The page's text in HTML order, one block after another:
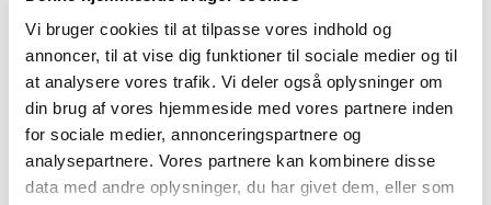
Vi bruger cookies til at tilpasse vores indhold og
annoncer, til at vise dig funktioner til sociale medier og til
at analysere vores trafik. Vi deler også oplysninger om
din brug af vores hjemmeside med vores partnere inden
for sociale medier, annonceringspartnere og
analysepartnere. Vores partnere kan kombinere disse
data med andre oplysninger, du har givet dem, eller som
tilskud
|7. juni 2019 |
Flutiform K-haler, inhalationsspray (suspension med
indhold af fluticason og formoterol i styrkerne 50+5…
To bidrag til revurdering af tilskudsstatus for
medicin mod knogleskørhed